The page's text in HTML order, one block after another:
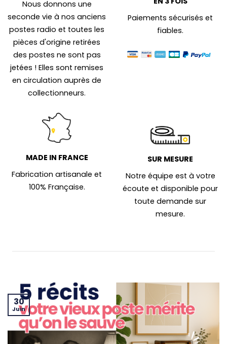
Nous donnons une
seconde vie à nos anciens
postes radio et toutes les
pièces d'origine retirées
des postes ne sont pas
jetées ! Elles sont remises
en circulation auprès de
collectionneurs.
Paiements sécurisés et
fiables.
MADE IN FRANCE
Fabrication artisanale et
100% Française.
SUR MESURE
Notre équipe est à votre
écoute et disponible pour
toute demande sur
mesure.
30
Juin